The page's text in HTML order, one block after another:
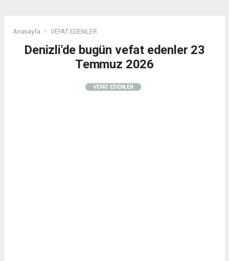
Anasayfa VEFAT EDENLER
Denizli'de bugün vefat edenler 23
Temmuz 2026
VEFAT EDENLER